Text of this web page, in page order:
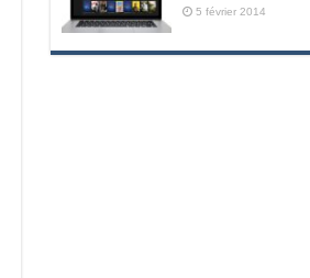
5 février 2014